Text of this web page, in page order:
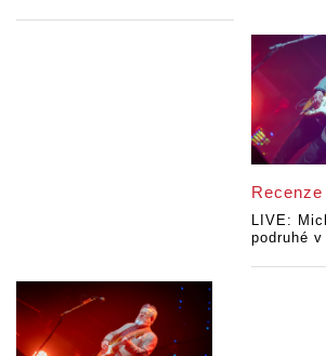
Recenze
LIVE:
podruhé v